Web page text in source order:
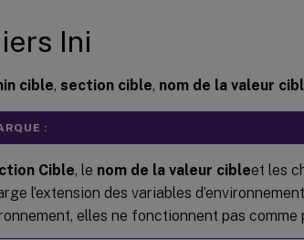
Ini
cible, section cible, nom de la valeur
:
Cible, le nom de la valeur cibleet les
l’extension des variables
elles ne fonctionnent pas comme